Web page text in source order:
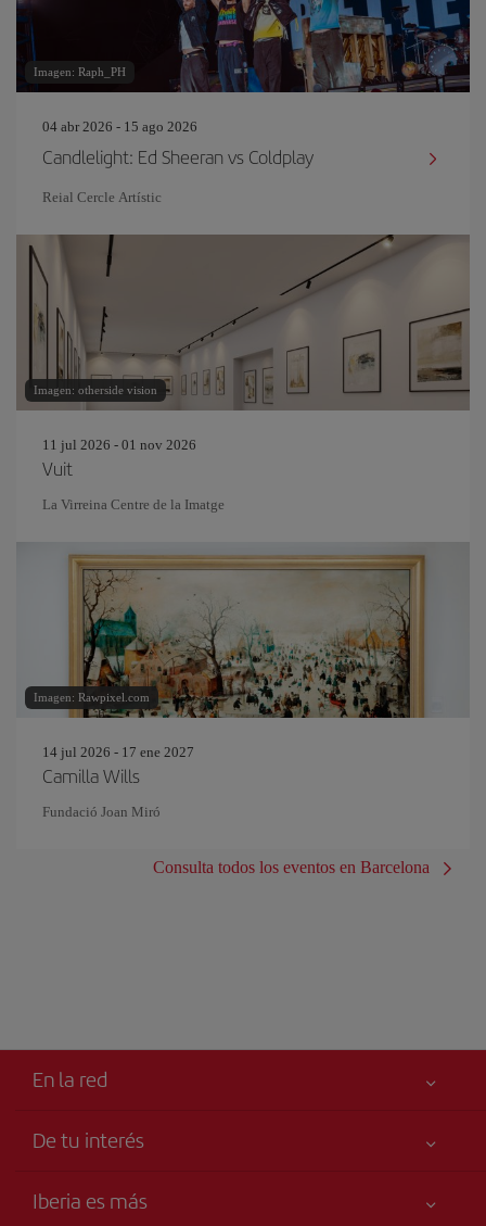
Imagen: Raph_PH
04 abr 2026 - 15 ago 2026
Candlelight: Ed Sheeran vs Coldplay
Reial Cercle Artístic
Imagen: otherside vision
11 jul 2026 - 01 nov 2026
Vuit
La Virreina Centre de la Imatge
Imagen: Rawpixel.com
14 jul 2026 - 17 ene 2027
Camilla Wills
Fundació Joan Miró
Consulta todos los eventos en Barcelona
En la red
De tu interés
Tu seguridad es lo primero
Iberia es más